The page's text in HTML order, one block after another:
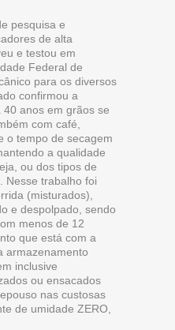
pesquisa e
de alta
e testou em
Federal de
para os diversos
confirmou a
anos em grãos se
com café,
o tempo de secagem
a qualidade
ou dos tipos de
Nesse trabalho foi
(misturados),
e despolpado, sendo
menos de 12
que está com a
armazenamento
inclusive
ou ensacados
nas custosas
de umidade ZERO,